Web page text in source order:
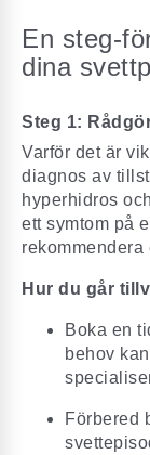
En steg-
dina
Steg 1:
Varför det är
diagnos av
hyperhidros
ett symtom på
Hur du går
Boka en
behov
Förbered